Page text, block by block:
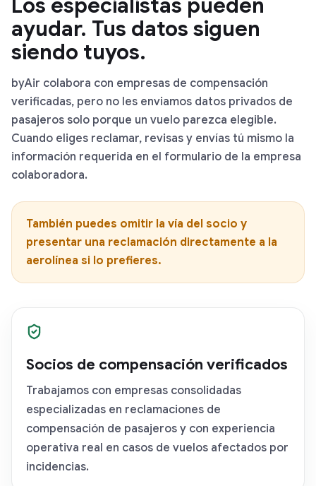
Los especialistas pueden
ayudar. Tus datos siguen
siendo tuyos.
byAir colabora con empresas de compensación
verificadas, pero no les enviamos datos privados de
pasajeros solo porque un vuelo parezca elegible.
Cuando eliges reclamar, revisas y envías tú mismo la
información requerida en el formulario de la empresa
colaboradora.
También puedes omitir la vía del socio y
presentar una reclamación directamente a la
aerolínea si lo prefieres.
Socios de compensación verificados
Trabajamos con empresas consolidadas
especializadas en reclamaciones de
compensación de pasajeros y con experiencia
operativa real en casos de vuelos afectados por
incidencias.